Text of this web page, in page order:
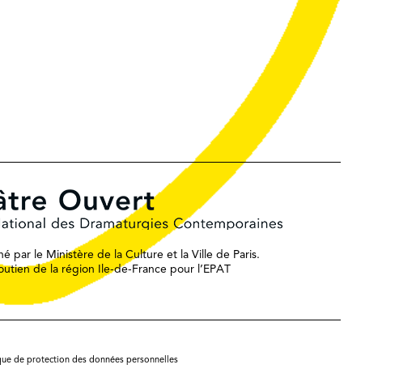
par le Ministère de la Culture et la Ville de Paris.
de la région Ile-de-France pour l’EPAT
de protection des données personnelles